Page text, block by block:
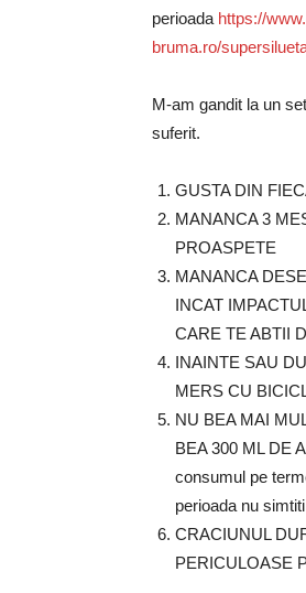
perioada https://
bruma.ro/
M-am gandit la un
suferit.
GUSTA DIN
MANANCA 3
PROASPETE
MANANCA
INCAT
CARE TE ABTII
INAINTE SAU
MERS CU
NU BEA MAI
BEA 300 ML DE
consumul pe
perioada nu
CRACIUNUL
PERICULOASE